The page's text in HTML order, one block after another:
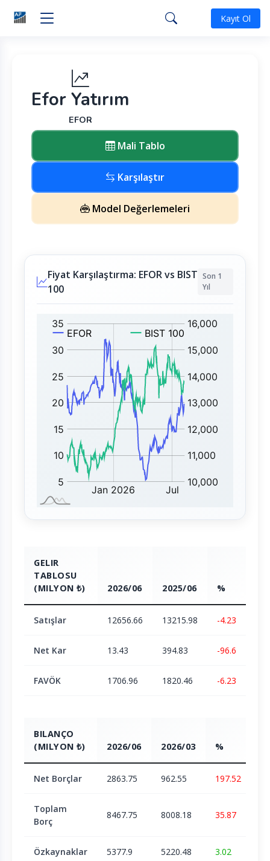
Kayıt Ol
Efor Yatırım
EFOR
Mali Tablo
Karşılaştır
Model Değerlemeleri
Fiyat Karşılaştırma: EFOR vs BIST
100
Son 1
Yıl
GELIR
TABLOSU
(MILYON ₺)
2026/06 2025/06 %
Satışlar 12656.66 13215.98 -4.23
Net Kar 13.43 394.83 -96.6
FAVÖK 1706.96 1820.46 -6.23
BILANÇO
(MILYON ₺)
2026/06 2026/03 %
Net Borçlar 2863.75 962.55 197.52
Toplam
Borç
8467.75 8008.18 35.87
Özkaynaklar 5377.9 5220.48 3.02